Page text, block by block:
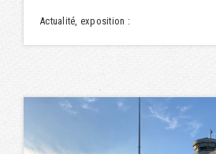
Actualité, exposition :